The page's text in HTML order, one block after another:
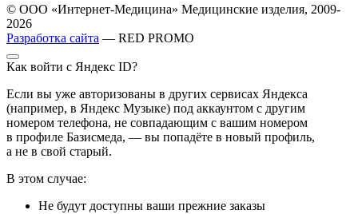
© ООО «Интернет-Медицина» Медицинские изделия, 2009-
2026
Разработка сайта — RED PROMO
Как войти с Яндекс ID?
Если вы уже авторизованы в других сервисах Яндекса
(например, в Яндекс Музыке) под аккаунтом с другим
номером телефона, не совпадающим с вашим номером
в профиле Базисмеда, — вы попадёте в новый профиль,
а не в свой старый.
В этом случае:
Не будут доступны ваши прежние заказы